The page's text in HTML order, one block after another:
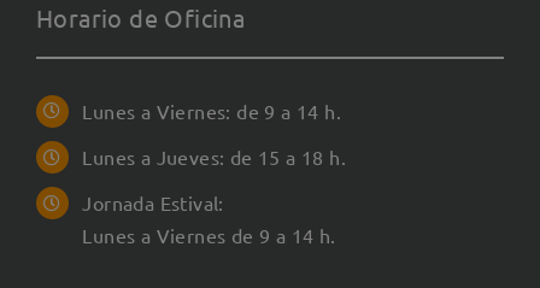
Horario de Oficina
Lunes a Viernes: de 9 a 14 h.
Lunes a Jueves: de 15 a 18 h.
Jornada Estival:
Lunes a Viernes de 9 a 14 h.